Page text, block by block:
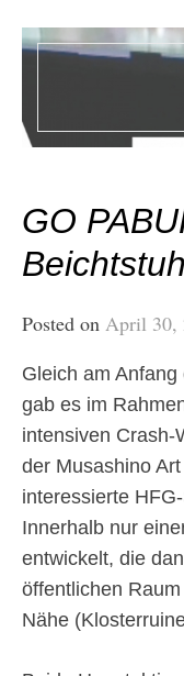
GO
Posted on April 30,
Gleich am
gab es im
intensiven Crash-
der Musashino
interessierte
Innerhalb nur
entwickelt, die
öffentlichen
Nähe